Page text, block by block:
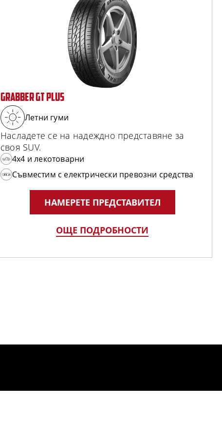
GRABBER GT PLUS
Летни гуми
Насладете се на надеждно представяне за
своя SUV.
4x4 и лекотоварни
Съвместим с електрически превозни средства
НАМЕРЕТЕ ПРЕДСТАВИТЕЛ
ОЩЕ ПОДРОБНОСТИ